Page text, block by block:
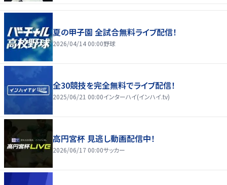
夏の甲子園 全試合無料ライブ配信！
2026/04/14 00:00野球
全30競技を完全無料でライブ配信！
2025/06/21 00:00インターハイ(インハイ.tv)
高円宮杯 見逃し動画配信中！
2026/06/17 00:00サッカー